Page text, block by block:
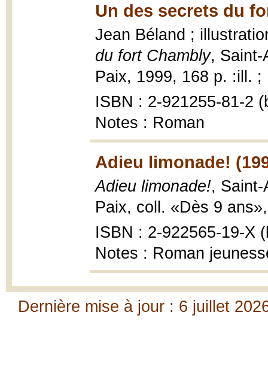
Un des secrets du
Jean Béland ;
du fort Chambly, Saint-
Paix, 1999, 168 p. :ill. ;
ISBN : 2-921255-81-2
Notes : Roman
Adieu limonade!
Adieu limonade!,
Paix, coll. «Dès 9
ISBN : 2-922565-19-X
Notes : Roman
Dernière mise à jour : 6 juillet